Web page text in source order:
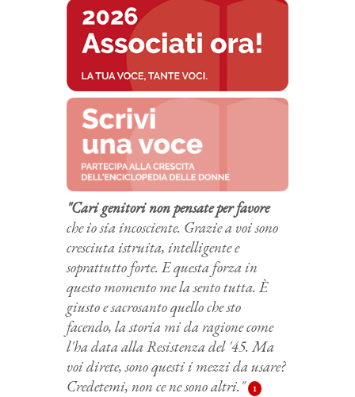
"Cari genitori non pensate per favore
che io sia incosciente. Grazie a voi sono
cresciuta istruita, intelligente e
soprattutto forte. E questa forza in
questo momento me la sento tutta. È
giusto e sacrosanto quello che sto
facendo, la storia mi da ragione come
l'ha data alla Resistenza del '45. Ma
voi direte, sono questi i mezzi da usare?
Credetemi, non ce ne sono altri."
1